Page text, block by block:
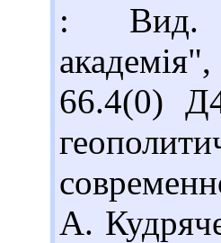
: Вид.
66.4(0)
А.